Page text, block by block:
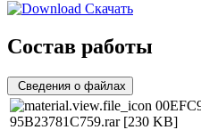
Скачать
Состав работы
Сведения о файлах
95B23781C759.rar [230 KB]